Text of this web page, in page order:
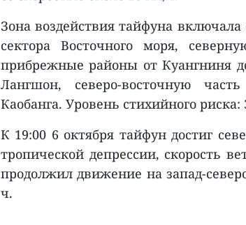
Зона воздействия тайфуна включала
сектора Восточного моря,
прибрежные районы от Куангниня
Лангшон, северо-восточную
Каобанга. Уровень стихийного риска:
К 19:00 6 октября тайфун достиг
тропической депрессии, скорость
продолжил движение на запад-
ч.